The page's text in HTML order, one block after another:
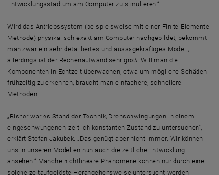
Entwicklungsstadium am Computer zu simulieren.“
Wird das Antriebssystem (beispielsweise mit einer Finite-Elemente-
Methode) physikalisch exakt am Computer nachgebildet, bekommt
man zwar ein sehr detailliertes und aussagekräftiges Modell,
allerdings ist der Rechenaufwand sehr groß. Will man die
Komponenten in Echtzeit überwachen, etwa um mögliche Schäden
frühzeitig zu erkennen, braucht man einfachere, schnellere
Methoden.
„Bisher war es Stand der Technik, Drehschwingungen in einem
eingeschwungenen, zeitlich konstanten Zustand zu untersuchen“,
erklärt Stefan Jakubek. „Das genügt aber nicht immer. Wir können
uns in unseren Modellen nun auch die zeitliche Entwicklung
ansehen.“ Manche nichtlineare Phänomene können nur durch eine
solche zeitaufgelöste Herangehensweise untersucht werden.